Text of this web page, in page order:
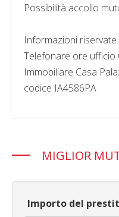
Possibilità accollo
Informazioni riservate
Telefonare ore ufficio
Immobiliare Casa
codice IA4586PA
MIGLIOR
Importo del